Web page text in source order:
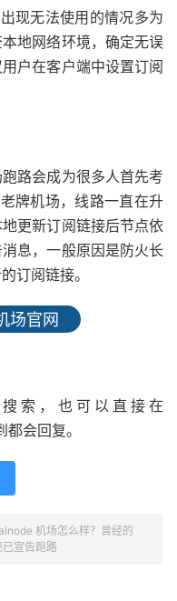
现无法使用的情况多为
地网络环境，确定无误
户在客户端中设置订阅
路会成为很多人首先考
牌机场，线路一直在升
更新订阅链接后节点依
息，一般原因是防火长
订阅链接。
场官网
索，也可以直接在
会回复。
机场怎么样？曾经的
宣告跑路